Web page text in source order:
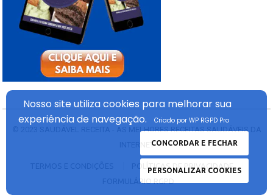
SAUDÁVEL RECEITA - AS MELHORES RECEITAS SAUDÁVEIS DA
INTERNET
POLÍTICAS DE PRIVACIDADE
FORMULÁRIO RGPD
Nosso site utiliza cookies para melhorar sua
experiênciade navegação.
CONCORDAR E FECHAR
PERSONALIZAR COOKIES
Criado por WP RGPD Pro